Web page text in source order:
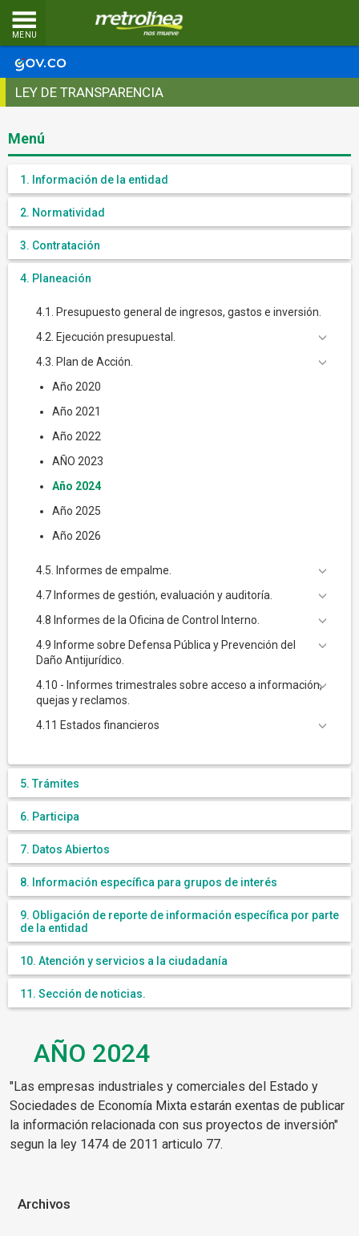
MENU
LEY DE TRANSPARENCIA
Menú
1. Información de la entidad
2. Normatividad
3. Contratación
4. Planeación
4.1. Presupuesto general de ingresos, gastos e inversión.
4.2. Ejecución presupuestal.
4.3. Plan de Acción.
Año 2020
Año 2021
Año 2022
AÑO 2023
Año 2024
Año 2025
Año 2026
4.5. Informes de empalme.
4.7 Informes de gestión, evaluación y auditoría.
4.8 Informes de la Oficina de Control Interno.
4.9 Informe sobre Defensa Pública y Prevención del
Daño Antijurídico.
4.10 - Informes trimestrales sobre acceso a información,
quejas y reclamos.
4.11 Estados financieros
5. Trámites
6. Participa
7. Datos Abiertos
8. Información específica para grupos de interés
9. Obligación de reporte de información específica por parte
de la entidad
10. Atención y servicios a la ciudadanía
11. Sección de noticias.
AÑO 2024
"Las empresas industriales y comerciales del Estado y
Sociedades de Economía Mixta estarán exentas de publicar
la información relacionada con sus proyectos de inversión"
segun la ley 1474 de 2011 articulo 77.
Archivos